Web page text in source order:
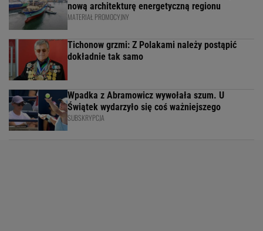
nową architekturę energetyczną regionu
MATERIAŁ PROMOCYJNY
Tichonow grzmi: Z Polakami należy postąpić
dokładnie tak samo
Wpadka z Abramowicz wywołała szum. U
Świątek wydarzyło się coś ważniejszego
SUBSKRYPCJA